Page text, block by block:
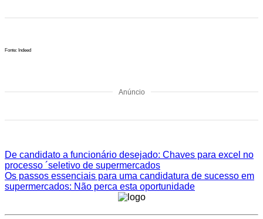
Fonte: Indeed
Anúncio
De candidato a funcionário desejado: Chaves para excel no
processo ´seletivo de supermercados
Os passos essenciais para uma candidatura de sucesso em
supermercados: Não perca esta oportunidade